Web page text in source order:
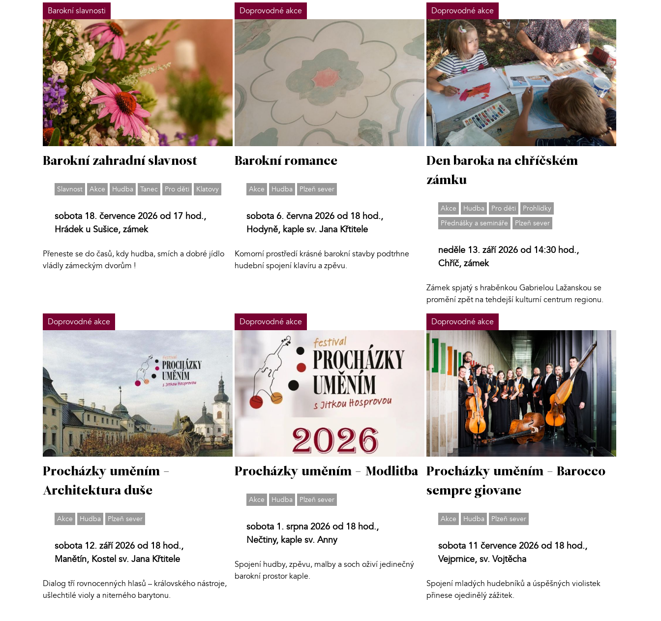
Barokní slavnosti
Barokní zahradní slavnost
Slavnost Akce Hudba Tanec Pro děti Klatovy
sobota 18. července 2026 od 17 hod.,
Hrádek u Sušice, zámek
Přeneste se do časů, kdy hudba, smích a dobré jídlo
vládly zámeckým dvorům !
Doprovodné akce
Barokní romance
Akce Hudba Plzeň sever
sobota 6. června 2026 od 18 hod.,
Hodyně, kaple sv. Jana Křtitele
Komorní prostředí krásné barokní stavby podtrhne
hudební spojení klavíru a zpěvu.
Doprovodné akce
Den baroka na chříčském
zámku
Akce Hudba Pro děti
Prohlídky
Přednášky a semináře
Plzeň sever
neděle 13. září 2026 od 14:30 hod.,
Chříč, zámek
Zámek spjatý s hraběnkou Gabrielou Lažanskou se
promění zpět na tehdejší kulturní centrum regionu.
Doprovodné akce
Procházky uměním -
Architektura duše
Akce Hudba Plzeň sever
sobota 12. září 2026 od 18 hod.,
Manětín, Kostel sv. Jana Křtitele
Dialog tří rovnocenných hlasů – královského nástroje,
ušlechtilé violy a niterného barytonu.
Doprovodné akce
Procházky uměním - Modlitba
Akce Hudba Plzeň sever
sobota 1. srpna 2026 od 18 hod.,
Nečtiny, kaple sv. Anny
Spojení hudby, zpěvu, malby a soch oživí jedinečný
barokní prostor kaple.
Doprovodné akce
Procházky uměním - Barocco
sempre giovane
Akce Hudba Plzeň sever
sobota 11 července 2026 od 18 hod.,
Vejprnice, sv. Vojtěcha
Spojení mladých hudebníků a úspěšných violistek
přinese ojedinělý zážitek.